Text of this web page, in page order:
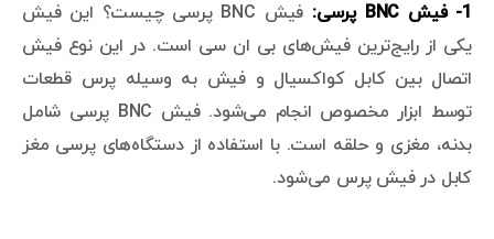
1- فیش BNC پرسی:
فیش BNC پرسی چیست؟ این فیش
یکی از رایج‌ترین فیش‌های بی ان سی است. در این نوع فیش
اتصال بین کابل کواکسیال و فیش به وسیله پرس قطعات
توسط ابزار مخصوص انجام می‌شود. فیش BNC پرسی شامل
بدنه، مغزی و حلقه است. با استفاده از دستگاه‌های پرسی مغز
کابل در فیش پرس می‌شود.